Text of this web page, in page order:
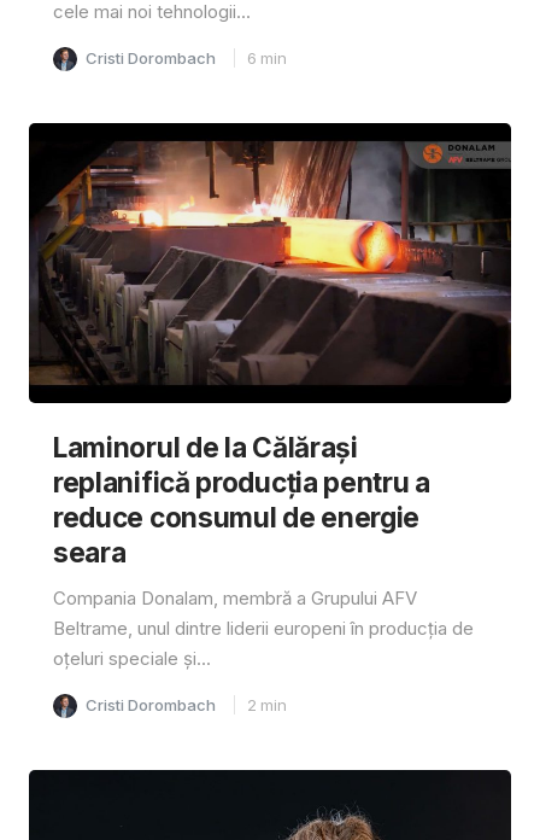
cele mai noi tehnologii...
Cristi Dorombach 6 min
Laminorul de la Călărași
replanifică producția pentru a
reduce consumul de energie
seara
Compania Donalam, membră a Grupului AFV
Beltrame, unul dintre liderii europeni în producția de
oțeluri speciale și...
Cristi Dorombach 2 min